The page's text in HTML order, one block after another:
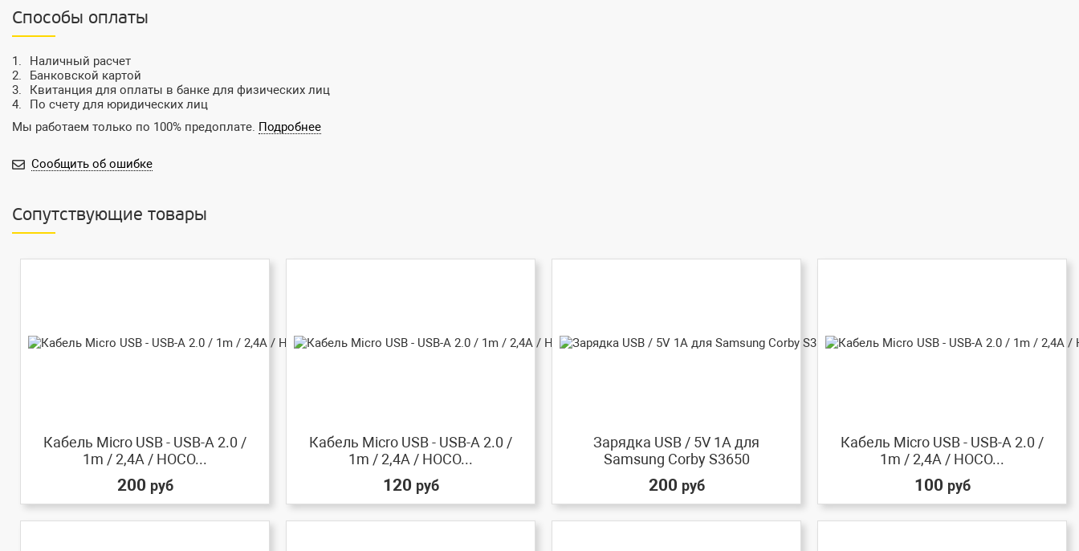
Способы оплаты
Наличный расчет
Банковской картой
Квитанция для оплаты в банке для физических лиц
По счету для юридических лиц
Мы работаем только по 100% предоплате. Подробнее
Сообщить об ошибке
Сопутствующие товары
Кабель Micro USB - USB-A 2.0 /
1m / 2,4A / HOCO...
200 руб
Кабель Micro USB - USB-A 2.0 /
1m / 2,4A / HOCO...
120 руб
Зарядка USB / 5V 1A для
Samsung Corby S3650
200 руб
Кабель Micro USB - USB-A 2.0 /
1m / 2,4A / HOCO...
100 руб